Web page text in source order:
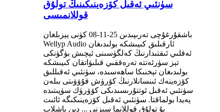
سۈنئىي ئەقىل كۆزەينىكىنىڭ تولۇق
قوللانمىسى
باشقۇرغۇچى تەرىپىدىن 25-11-08 كۈنى يېزىلغان
Wellyp Audio ئارقىلىق كىيىشكە بولىدىغان
ئەقلىي ئىقتىدارنىڭ كەلگۈسىنى ئېچىش بۈگۈنكى
تېز سۈرئەتتە تەرەققىي قىلىۋاتقان كىيىشكە
بولىدىغان تېخنىكا ساھەسىدە، سۈنئىي ئەقىللىق
كۆزەينەك ئىنسانلارنىڭ كۆرۈش قۇۋۋىتى بىلەن
سۈنئىي ئەقىل ئوتتۇرىسىدىكى كۆۋرۈك سۈپىتىدە
پەيدا بولماقتا. سۈنئىي ئەقىل كۆزەينىكىگە ئائىت
بۇ تولۇق قوللانما سىزنى ... دىن باشلاپ